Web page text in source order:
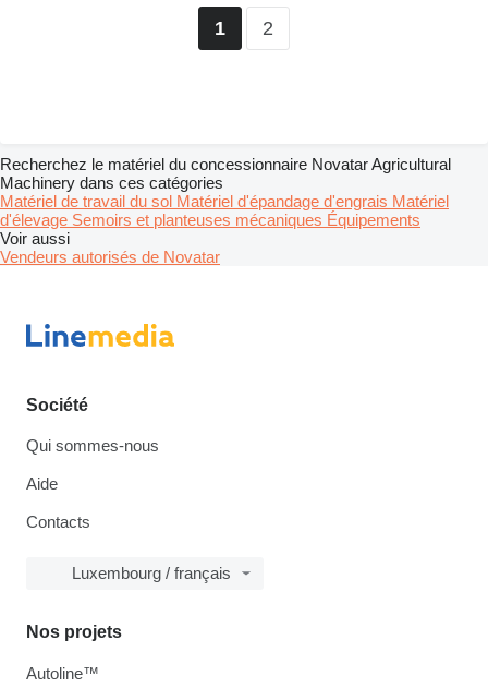
1 2
Recherchez le matériel du concessionnaire Novatar Agricultural
Machinery dans ces catégories
Matériel de travail du sol Matériel d'épandage d'engrais Matériel
d'élevage Semoirs et planteuses mécaniques Équipements
Voir aussi
Vendeurs autorisés de Novatar
Société
Qui sommes-nous
Aide
Contacts
Luxembourg / français
Nos projets
Autoline™